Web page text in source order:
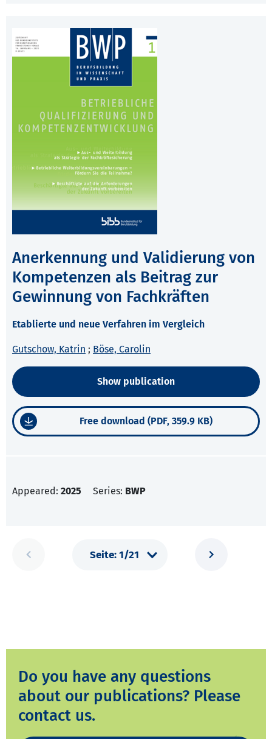
Anerkennung und Validierung von
Kompetenzen als Beitrag zur
Gewinnung von Fachkräften
Etablierte und neue Verfahren im Vergleich
Gutschow, Katrin ; Böse, Carolin
Show publication
Free download (PDF, 359.9 KB)
Appeared: 2025 Series: BWP
Do you have any questions
about our publications? Please
contact us.